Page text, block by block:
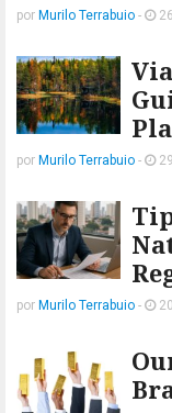
por Murilo Terrabuio -
por Murilo Terrabuio -
por Murilo Terrabuio -